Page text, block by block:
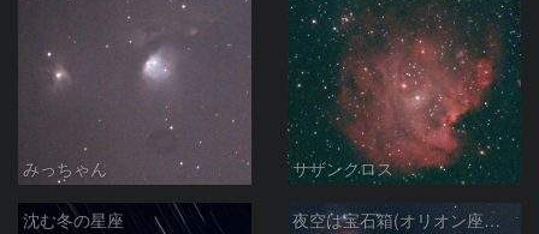
みっちゃん サザンクロス
沈む冬の星座 夜空は宝石箱(オリオン座大星雲 M42) Seestar50